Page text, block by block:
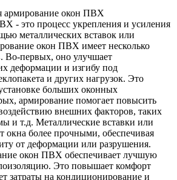
армирование окон ПВХ
- это процесс укрепления и усиления
металлических вставок или
окон ПВХ имеет несколько
Во-первых, оно улучшает
деформации и изгибу под
и других нагрузок. Это
больших оконных
армирование помогает повысить
внешних факторов, таких
и т.д. Металлические вставки или
окна более прочными, обеспечивая
от деформации или разрушения.
окон ПВХ обеспечивает лучшую
Это повышает комфорт
затраты на кондиционирование и